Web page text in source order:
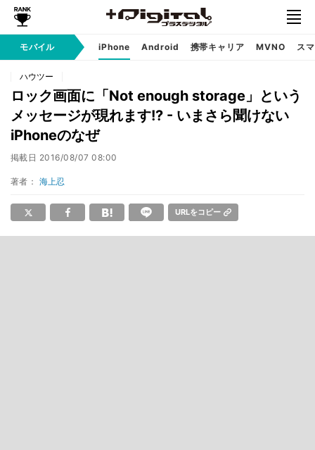
モバイル iPhone Android 携帯キャリア MVNO ス
ハウツー
ロック画面に「Not enough storage」という
メッセージが現れます!? - いまさら聞けない
iPhoneのなぜ
掲載日 2016/08/07 08:00
著者： 海上忍
URLをコピー